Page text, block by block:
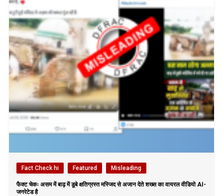
Fact Check hi Featured Misleading
फैक्ट चेकः असम में बाढ़ में डूबे क्षतिग्रस्त मस्जिद से अजान देते शख्स का वायरल वीडियो AI-
जनरेटेड है